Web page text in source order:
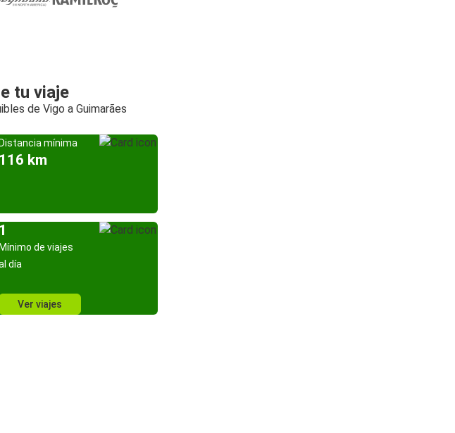
tu viaje
de Vigo a Guimarães
Distancia mínima
116 km
1
Mínimo de viajes
día
Ver viajes